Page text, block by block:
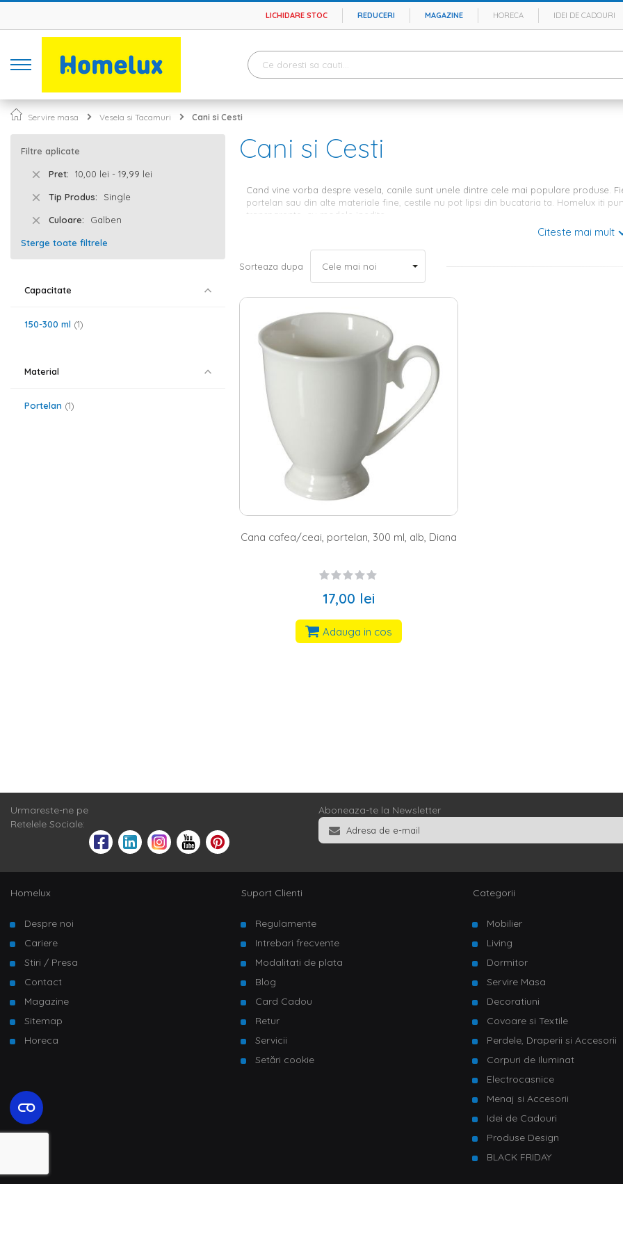
LICHIDARE STOC REDUCERI MAGAZINE HORECA IDEI DE CADOURI
Servire masa Vesela si Tacamuri Cani si Cesti
Cani si Cesti
Cand vine vorba despre vesela, canile sunt unele dintre cele mai populare produse.
portelan sau din alte materiale fine, cestile nu pot lipsi din bucataria ta. Homelux iti
transparente, cu modele inedite.
Canile de la Homelux - design modern si
Cu un design modern, canile de la Homelux sunt realizate din materiale premium,
modele. Astfel, daca esti in cautarea unor cesti
, individuale sau
sau fara, cu lingurita sau cu suport metalic, ideale pentru servit un latte macchiato,
sau cu imprimeuri fine, ce se vor integra perfect in
Cesti de cafea - modele variate la Homelux
Fie ca esti bautor de cafea sau preferi ceaiul, la Homelux gasesti modele variate,
albe, din portelan, pe site-ul nostru vei putea achizitiona si cani transparente,
De asemenea, poti opta si pentru cele pentru apa, prevazute cu capac si infuzor sau
cadou. Intra pe pagina Homelux si alege produsul potrivit pentru tine!
Citeste mai mult
Sorteaza dupa
Cana cafea/ceai, portelan, 300 ml, alb, Diana
17,00 lei
Adauga in cos
Filtre aplicate
Pret 10,00 lei - 19,99 lei
Tip Produs Single
Culoare Galben
Sterge toate filtrele
Capacitate
150-300 ml 1
Material
Portelan 1
Urmareste-ne pe
Retelele Sociale:
Aboneaza-te la Newsletter
Homelux
Despre noi
Cariere
Stiri / Presa
Contact
Magazine
Sitemap
Horeca
Suport Clienti
Regulamente
Intrebari frecvente
Modalitati de plata
Blog
Card Cadou
Retur
Servicii
Setări cookie
Categorii
Mobilier
Living
Dormitor
Servire Masa
Decoratiuni
Covoare si Textile
Perdele, Draperii si Accesorii
Corpuri de Iluminat
Electrocasnice
Menaj si Accesorii
Idei de Cadouri
Produse Design
BLACK FRIDAY